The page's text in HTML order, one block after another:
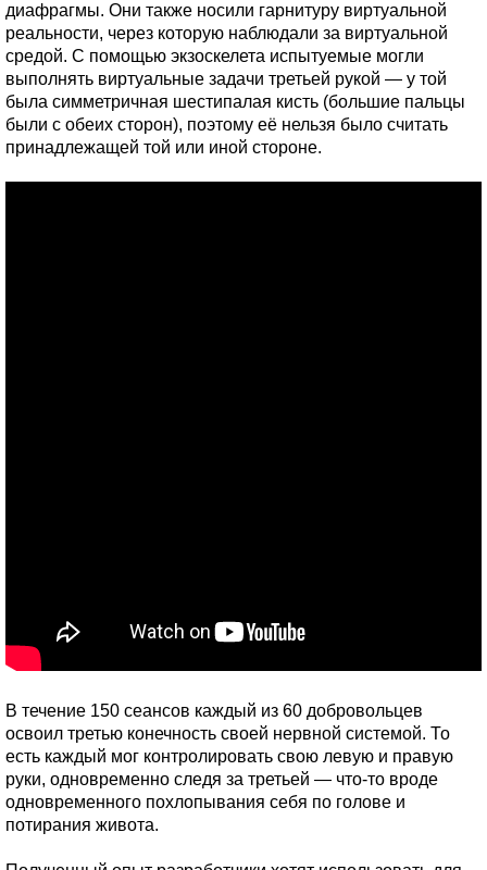
диафрагмы. Они также носили гарнитуру виртуальной
реальности, через которую наблюдали за виртуальной
средой. С помощью экзоскелета испытуемые могли
выполнять виртуальные задачи третьей рукой — у той
была симметричная шестипалая кисть (большие пальцы
были с обеих сторон), поэтому её нельзя было считать
принадлежащей той или иной стороне.
В течение 150 сеансов каждый из 60 добровольцев
освоил третью конечность своей нервной системой. То
есть каждый мог контролировать свою левую и правую
руки, одновременно следя за третьей — что-то вроде
одновременного похлопывания себя по голове и
потирания живота.